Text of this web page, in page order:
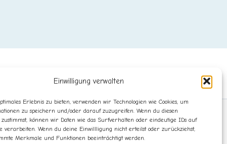
Einwilligung verwalten
Erlebnis zu bieten, verwenden wir Technologien wie Cookies, um
zu speichern und/oder darauf zuzugreifen. Wenn du diesen
zustimmst, können wir Daten wie das Surfverhalten oder eindeutige IDs auf
verarbeiten. Wenn du deine Einwillligung nicht erteilst oder zurückziehst,
Merkmale und Funktionen beeinträchtigt werden.